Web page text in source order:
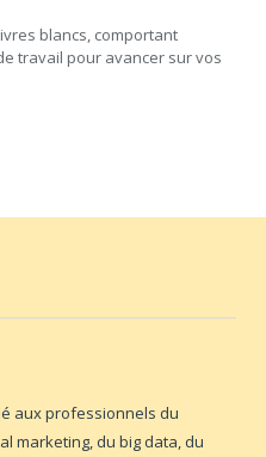
blancs, comportant
travail pour avancer sur vos
aux professionnels du
marketing, du big data, du